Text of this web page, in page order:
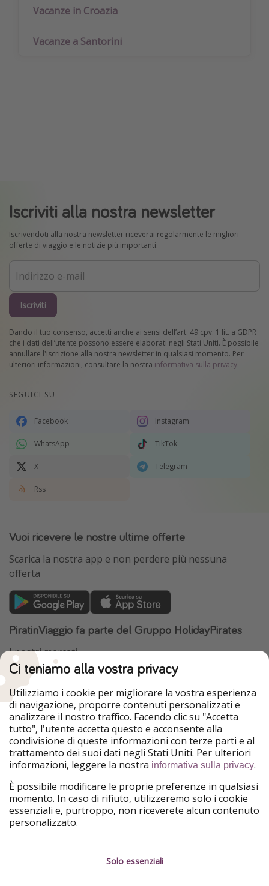
Vacanze in Croazia
Vacanze a Santorini
Iscriviti alla nostra newsletter
Iscrivendoti alla nostra newsletter riceverai regolarmente le migliori
offerte di viaggio e le notizie più importanti.
Iscriviti
Dando il tuo consenso, accetti anche ai sensi dell’art. 49 cpv. 1 lit. a GDPR
che i dati dell’utente possono essere elaborati negli Stati Uniti. È possibile
annullare l'iscrizione alla nostra newsletter in qualsiasi momento. Per
ulteriori informazioni, consultare la nostra informativa sulla privacy.
SEGUICI SU
Facebook Instagram
WhatsApp TikTok
X Telegram
Rss
Vuoi ricevere le nostre ultime offerte
Scarica la nostra app e non perdere più nessuna
offerta
PiratinViaggio fa parte del Gruppo HolidayPirates
I nostri mercati
HolidayPirates
VakantiePiraten
WakacyjniPiraci
Ferienpiraten
Urlaubspiraten
Urlaubspiraten
ViajerosPiratas
TravelPirates
Il nostro gruppo
HolidayPirates Group
Conoscici meglio
Chi siamo
Lavora con noi
Informazioni legali
Termini d' Uso
Ci teniamo alla vostra privacy
Utilizziamo i cookie per migliorare la vostra esperienza
di navigazione, proporre contenuti personalizzati e
analizzare il nostro traffico. Facendo clic su "Accetta
tutto", l'utente accetta questo e acconsente alla
condivisione di queste informazioni con terze parti e al
trattamento dei suoi dati negli Stati Uniti. Per ulteriori
informazioni, leggere la nostra informativa sulla privacy.
È possibile modificare le proprie preferenze in qualsiasi
momento. In caso di rifiuto, utilizzeremo solo i cookie
essenziali e, purtroppo, non riceverete alcun contenuto
personalizzato.
Solo essenziali